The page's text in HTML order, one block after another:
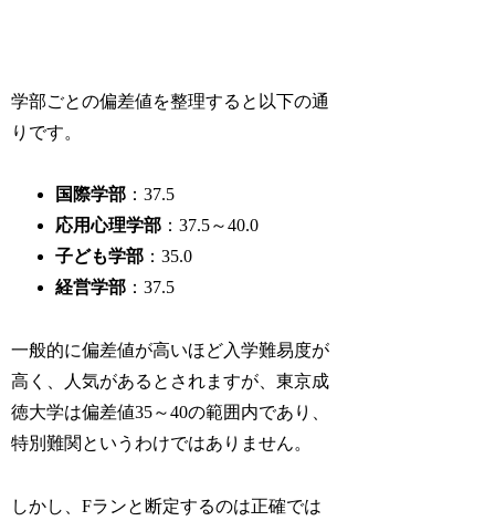
学部ごとの偏差値を整理すると以下の通
りです。
国際学部 ：37.5
応用心理学部 ：37.5～40.0
子ども学部 ：35.0
経営学部 ：37.5
一般的に偏差値が高いほど入学難易度が
高く、人気があるとされますが、東京成
徳大学は偏差値35～40の範囲内であり、
特別難関というわけではありません。
しかし、Fランと断定するのは正確では